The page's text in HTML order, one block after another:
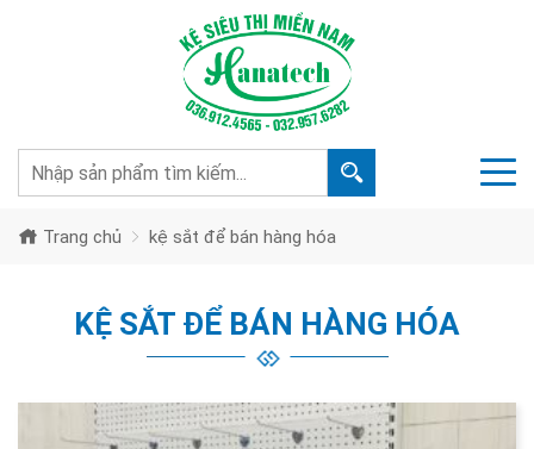
Trang chủ kệ sắt để bán hàng hóa
KỆ SẮT ĐỂ BÁN HÀNG HÓA